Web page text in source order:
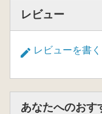
レビュー
レビューを書く
あなたへのおす